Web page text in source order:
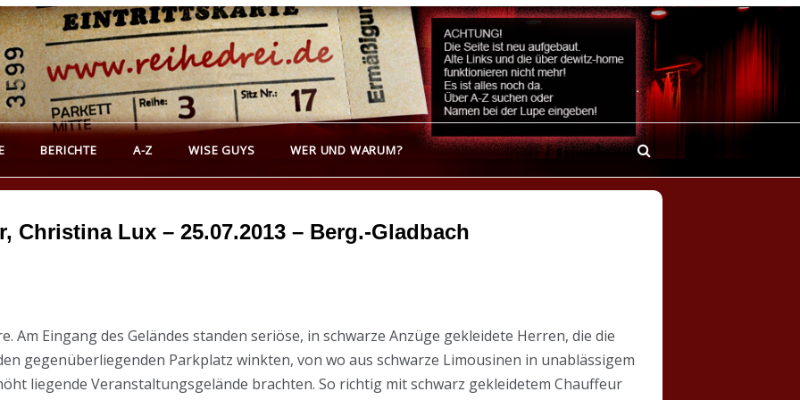
über Groß- und Kleinkunst
BERICHTE A-Z WISE GUYS WER UND WARUM?
Christina Lux – 25.07.2013 – Berg.-Gladbach
Am Eingang des Geländes standen seriöse, in schwarze Anzüge gekleidete Herren, die die
gegenüberliegenden Parkplatz winkten, von wo aus schwarze Limousinen in unablässigem
liegende Veranstaltungsgelände brachten. So richtig mit schwarz gekleidetem Chauffeur